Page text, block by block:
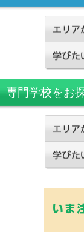
専門学校をお